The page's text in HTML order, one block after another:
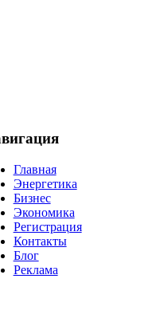
Главная
Энергетика
Бизнес
Экономика
Регистрация
Контакты
Блог
Реклама